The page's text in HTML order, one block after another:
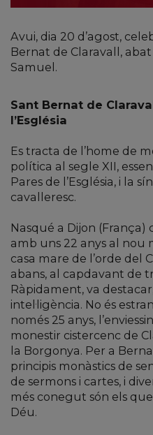
Avui, dia 20 d’agost,
Bernat de Claravall,
Samuel.
Sant Bernat de
l’Església
Es tracta de l’home de
política al segle XII,
Pares de l’Església, i la
cavalleresc.
Nasqué a Dijon (França)
amb uns 22 anys al nou
casa mare de l’orde del
abans, al capdavant de
Ràpidament, va
intel·ligència. No és
només 25 anys,
monestir cistercenc de
la Borgonya. Per a
principis monàstics de
de sermons i cartes, i
més conegut són els
Déu.